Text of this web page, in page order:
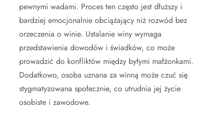
pewnymi wadami. Proces ten często jest dłuższy i
bardziej emocjonalnie obciążający niż rozwód bez
orzeczenia o winie. Ustalanie winy wymaga
przedstawienia dowodów i świadków, co może
prowadzić do konfliktów między byłymi małżonkami.
Dodatkowo, osoba uznana za winną może czuć się
stygmatyzowana społecznie, co utrudnia jej życie
osobiste i zawodowe.